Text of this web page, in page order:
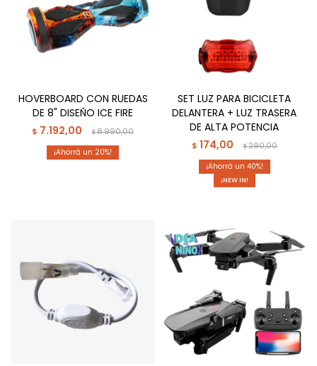
HOVERBOARD CON RUEDAS
DE 8" DISEÑO ICE FIRE
$ 7.192,00 $8.990,00
20
SET LUZ PARA BICICLETA
DELANTERA + LUZ TRASERA
DE ALTA POTENCIA
$ 174,00 $290,00
40
¡NEW IN!